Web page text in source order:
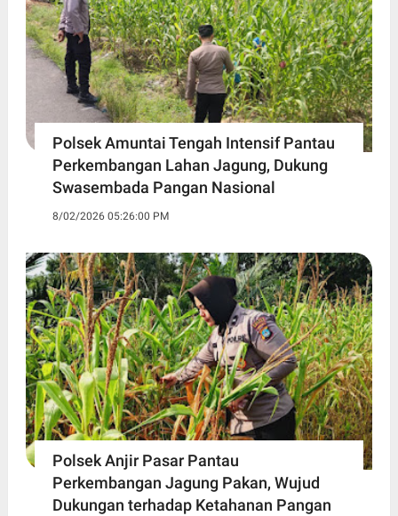
Polsek Amuntai Tengah Intensif Pantau
Perkembangan Lahan Jagung, Dukung
Swasembada Pangan Nasional
8/02/2026 05:26:00 PM
Polsek Anjir Pasar Pantau
Perkembangan Jagung Pakan, Wujud
Dukungan terhadap Ketahanan Pangan